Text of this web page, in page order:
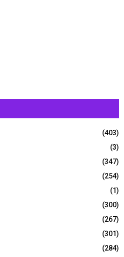
(403)
(3)
(347)
(254)
(1)
(300)
(267)
(301)
(284)